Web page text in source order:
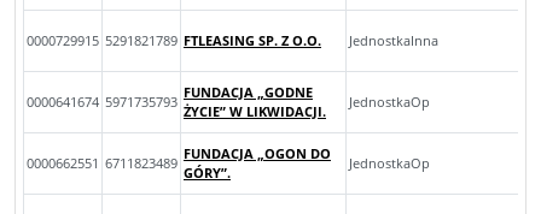
0000729915 5291821789 FTLEASING SP. Z O.O. JednostkaInna
0000641674 5971735793
FUNDACJA „GODNE
ŻYCIE” W LIKWIDACJI.
JednostkaOp
0000662551 6711823489
FUNDACJA „OGON DO
GÓRY”.
JednostkaOp